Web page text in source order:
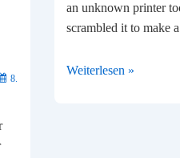
8.
an unknown printer
scrambled it to make
Australia
Weiterlesen »